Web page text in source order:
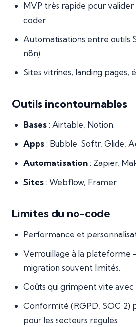
MVP très rapide pour valider
coder.
Automatisations entre outils
n8n).
Sites vitrines, landing pages,
Outils incontournables
Bases: Airtable, Notion.
Apps: Bubble, Softr, Glide,
Automatisation: Zapier,
Sites: Webflow, Framer.
Limites du no-code
Performance et
Verrouillage à la
migration souvent limités.
Coûts qui grimpent vite avec
Conformité (RGPD, SOC 2)
pour les secteurs régulés.